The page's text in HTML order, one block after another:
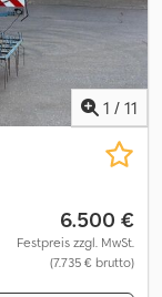
1 / 11
6.500 €
Festpreis zzgl. MwSt.
(7.735 € brutto)